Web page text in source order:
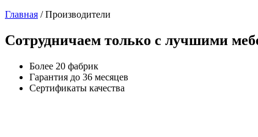
Главная /Производители
Сотрудничаем только с лучшими
Более 20 фабрик
Гарантия до 36 месяцев
Сертификаты качества